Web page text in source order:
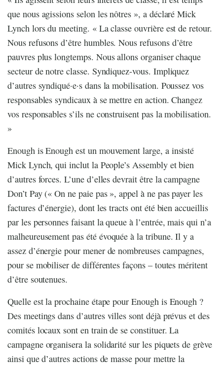
que nous agissions selon les nôtres », a déclaré Mick
Lynch lors du meeting. « La classe ouvrière est de retour.
Nous refusons d’être humbles. Nous refusons d’être
pauvres plus longtemps. Nous allons organiser chaque
secteur de notre classe. Syndiquez-vous. Impliquez
d’autres syndiqué·e·s dans la mobilisation. Poussez vos
responsables syndicaux à se mettre en action. Changez
vos responsables s’ils ne construisent pas la mobilisation.
»
Enough is Enough est un mouvement large, a insisté
Mick Lynch, qui inclut la People’s Assembly et bien
d’autres forces. L’une d’elles devrait être la campagne
Don’t Pay (« On ne paie pas », appel à ne pas payer les
factures d’énergie), dont les tracts ont été bien accueillis
par les personnes faisant la queue à l’entrée, mais qui n’a
malheureusement pas été évoquée à la tribune. Il y a
assez d’énergie pour mener de nombreuses campagnes,
pour se mobiliser de différentes façons – toutes méritent
d’être soutenues.
Quelle est la prochaine étape pour Enough is Enough ?
Des meetings dans d’autres villes sont déjà prévus et des
comités locaux sont en train de se constituer. La
campagne organisera la solidarité sur les piquets de grève
ainsi que d’autres actions de masse pour mettre la